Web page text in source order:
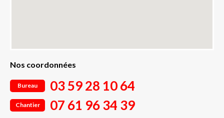
Nos coordonnées
Bureau 03 59 28 10 64
Chantier 07 61 96 34 39